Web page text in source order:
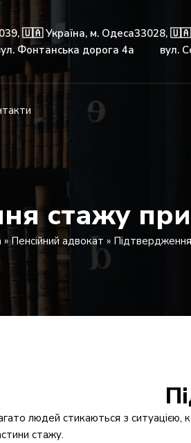
🇺🇦 Україна, м. Одеса
Фонтанська дорога 4а
33028, 🇺🇦
вул.
стажу
»Пенсійний адвокат »
людей стикаються з ситуацією,
стажу.